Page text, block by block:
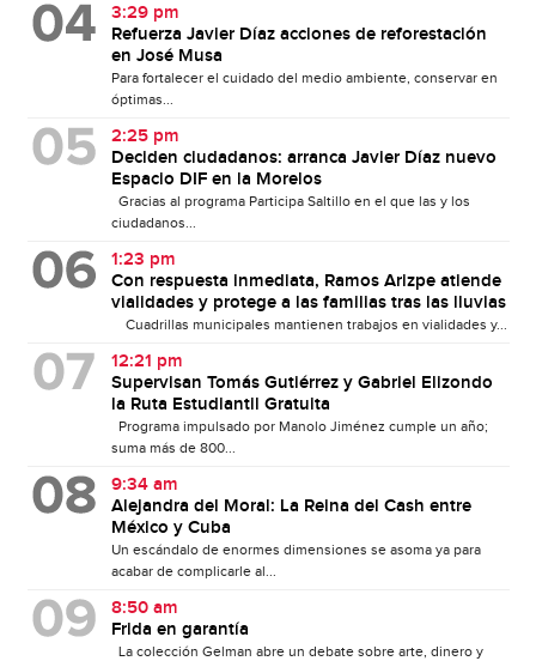
3:29 pm
Refuerza Javier Díaz acciones de reforestación
en José Musa
Para fortalecer el cuidado del medio ambiente, conservar en
óptimas...
2:25 pm
Deciden ciudadanos: arranca Javier Díaz nuevo
Espacio DIF en la Morelos
Gracias al programa Participa Saltillo en el que las y los
ciudadanos...
1:23 pm
Con respuesta inmediata, Ramos Arizpe atiende
vialidades y protege a las familias tras las lluvias
Cuadrillas municipales mantienen trabajos en vialidades y...
12:21 pm
Supervisan Tomás Gutiérrez y Gabriel Elizondo
la Ruta Estudiantil Gratuita
Programa impulsado por Manolo Jiménez cumple un año;
suma más de 800...
9:34 am
Alejandra del Moral: La Reina del Cash entre
México y Cuba
Un escándalo de enormes dimensiones se asoma ya para
acabar de complicarle al...
8:50 am
Frida en garantía
La colección Gelman abre un debate sobre arte, dinero y